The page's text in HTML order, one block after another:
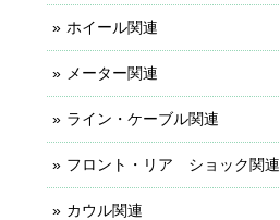
ホイール関連
メーター関連
ライン・ケーブル関連
フロント・リア ショック関連
カウル関連